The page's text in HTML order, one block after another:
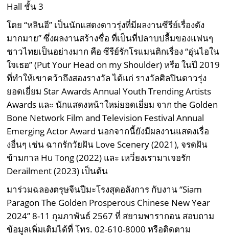
Hall ชั้น 3
โดย “หลินอี” เป็นนักแสดงดาวรุ่งที่มีผลงานซีรีย์เรื่องดัง
มากมาย” ซึ่งผลงานสร้างชื่อ ที่เป็นที่ปลาบปลื้มของแฟนๆ
ชาวไทยเป็นอย่างมาก คือ ซีรีย์รักโรแมนติกเรื่อง “อุ่นไอใน
ใจเธอ” (Put Your Head on my Shoulder) หรือ ในปี 2019
ที่ทำให้เขาคว้าถึงสองรางวัล ได้แก่ รางวัลศิลปินดาวรุ่ง
ยอดเยี่ยม Star Awards Annual Youth Trending Artists
Awards และ นักแสดงหน้าใหม่ยอดเยี่ยม จาก the Golden
Bone Network Film and Television Festival Annual
Emerging Actor Award นอกจากนี้ยังมีผลงานแสดงเรื่อ
งอื่นๆ เช่น ฉากรักวัยฝัน Love Scenery (2021), จรดฝัน
ข้ามกาล Hu Tong (2022) และ เหวี่ยงเรามาเจอรัก
Derailment (2023) เป็นต้น
มาร่วมฉลองตรุษจีนปีมะโรงสุดอลังการ กับงาน “Siam
Paragon The Golden Prosperous Chinese New Year
2024” 8-11 กุมภาพันธ์ 2567 ที่ สยามพารากอน สอบถาม
ข้อมูลเพิ่มเติมได้ที่ โทร. 02-610-8000 หรือติดตาม